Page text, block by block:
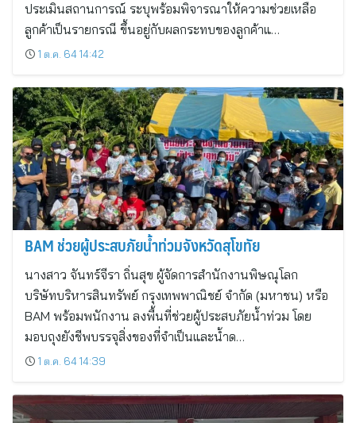
ประเมินสถานการณ์ ระบุพร้อมพิจารณาให้ความช่วยเหลือ
ลูกค้าเป็นรายกรณี ขึ้นอยู่กับผลกระทบของลูกค้าแ…
1 ต.ค. 64 14:42
BAM ช่วยผู้ประสบภัยน้ำท่วมจังหวัดสุโขทัย
นางสาว จันทร์จีรา ถิ่นสุข ผู้จัดการสำนักงานพิษณุโลก
บริษัทบริหารสินทรัพย์ กรุงเทพพาณิชย์ จำกัด (มหาชน) หรือ
BAM พร้อมพนักงาน ลงพื้นที่ช่วยผู้ประสบภัยน้ำท่วม โดย
มอบถุงยังชีพบรรจุสิ่งของที่จำเป็นและน้ำด…
1 ต.ค. 64 14:39